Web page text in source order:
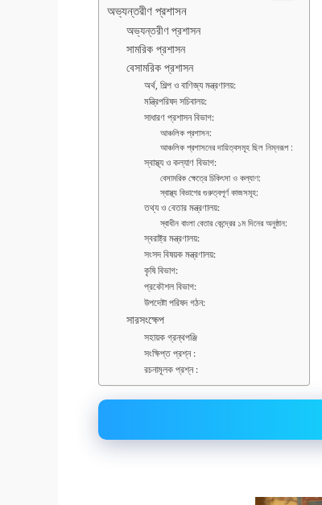
অভ্যন্তরীণ প্রশাসন
অভ্যন্তরীণ প্রশাসন
সামরিক প্রশাসন
বেসামরিক প্রশাসন
অর্থ, শিল্প ও বাণিজ্য মন্ত্রণালয়:
মন্ত্রিপরিষদ সচিবালয়:
সাধারণ প্রশাসন বিভাগ:
আঞ্চলিক প্রশাসন:
আঞ্চলিক প্রশাসনের দায়িত্বসমূহ ছিল নিম্নরূপ :
স্বাস্থ্য ও কল্যাণ বিভাগ:
বেসামরিক ক্ষেত্রে চিকিৎসা ও কল্যাণ:
স্বাস্থ্য বিভাগের গুরুত্বপূর্ণ কাজসমূহ:
তথ্য ও বেতার মন্ত্রণালয়:
স্বাধীন বাংলা বেতার কেন্দ্রের ১ম দিনের অনুষ্ঠান:
স্বরাষ্ট্র মন্ত্রণালয়:
সংসদ বিষয়ক মন্ত্রণালয়:
কৃষি বিভাগ:
প্রকৌশল বিভাগ:
উপদেষ্টা পরিষদ গঠন:
সারসংক্ষেপ
সহায়ক গ্রন্থপঞ্জি
সংক্ষিপ্ত প্রশ্ন :
রচনামূলক প্রশ্ন :